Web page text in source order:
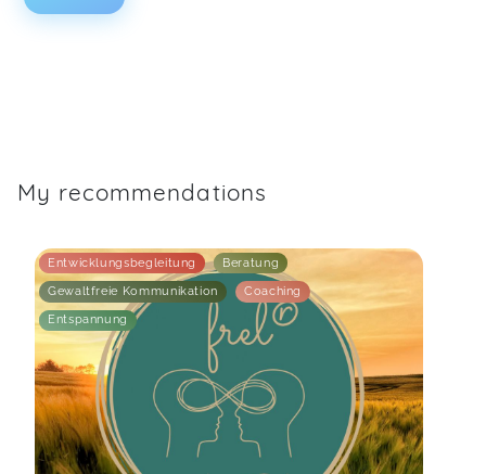
My recommendations
Entwicklungsbegleitung Beratung
Gewaltfreie Kommunikation Coaching
Entspannung